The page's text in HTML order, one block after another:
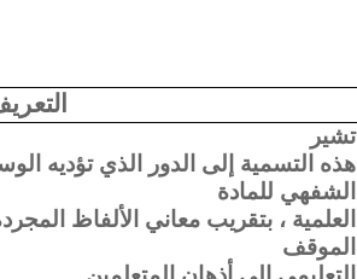
تشير
هذه التسمية إلى الدور الذي تؤديه
الشفهي للمادة
العلمية ، بتقريب معاني الألفاظ
الموقف